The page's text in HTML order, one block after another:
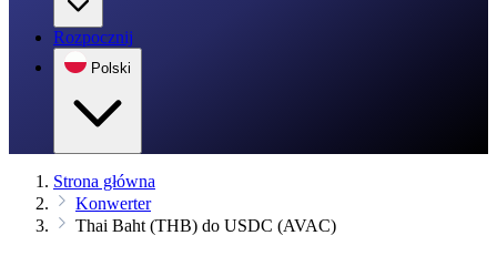
Rozpocznij
Polski
Strona główna
Konwerter
Thai Baht (THB) do USDC (AVAC)